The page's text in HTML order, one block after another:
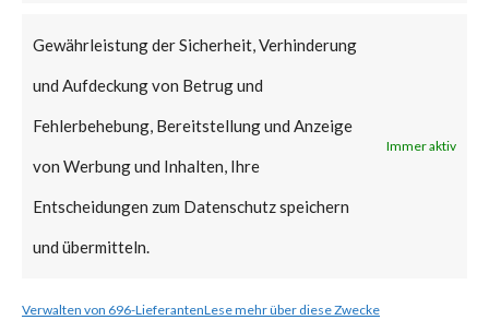
Gewährleistung der Sicherheit, Verhinderung
und Aufdeckung von Betrug und
Fehlerbehebung, Bereitstellung und Anzeige
von Werbung und Inhalten, Ihre
Entscheidungen zum Datenschutz speichern
und übermitteln.
Immer aktiv
Verwalten von 696-LieferantenLese mehr über diese Zwecke
As such, patches should be
applied as soon as possible.
What is the vendor solution?
According to the TP-Link
linked to a TP-Link ID, will